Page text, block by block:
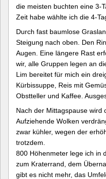
die meisten buchten eine 3-
Zeit habe wählte ich die 4-
Durch fast baumlose
Steigung nach oben. Den
Augen. Eine längere Rast
wir, alle Gruppen legen an
Lim bereitet für mich ein
Kürbissuppe, Reis mit
Obstteller und Kaffee.
Nach der Mittagspause wird
Aufziehende Wolken
zwar kühler, wegen der
trotzdem.
800 Höhenmeter lege ich in
zum Kraterrand, dem
gibt es nicht mehr, das